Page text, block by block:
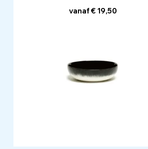
vanaf € 19,50